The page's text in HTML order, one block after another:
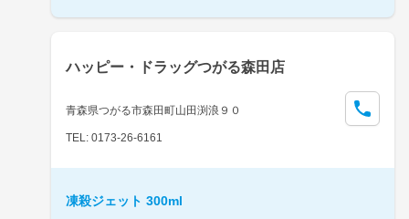
ハッピー・ドラッグつがる森田店
青森県つがる市森田町山田渕浪９０
TEL: 0173-26-6161
凍殺ジェット 300ml